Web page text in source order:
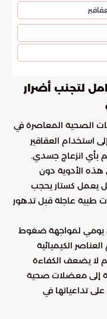
لتجنب أضرار
الصحية المعاصرة في
استخدام العقاقير
بأي انزعاج جسدي.
هذه الأدوية دون
يعمل كستار يحجب
طبية عاجلة قبل تدهور
يومي لمواجهة ضغوط
الكيميائية
لا يضعف الكفاءة
إلى معضلات صحية
تداعياتها في